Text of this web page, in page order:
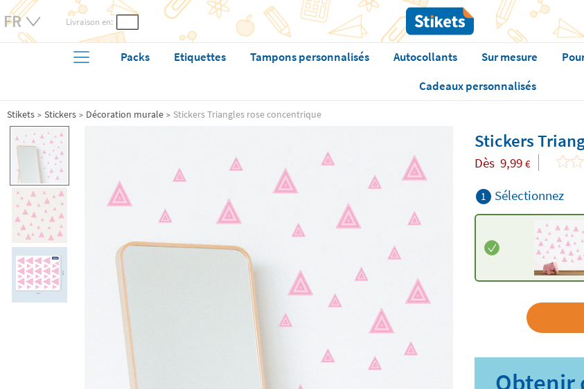
Livraison en:
Packs Etiquettes Tampons personnalisés Autocollants Sur mesure
Cadeaux personnalisés
Stikets Stickers Décoration murale Stickers Triangles rose concentrique
Stickers
Dès 9,99 €
1 Sélectionnez